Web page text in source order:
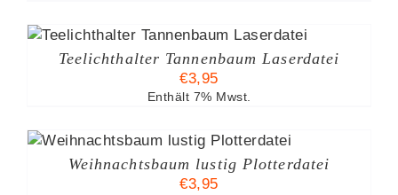
Teelichthalter Tannenbaum Laserdatei
€3,95
Enthält 7% Mwst.
Weihnachtsbaum lustig Plotterdatei
€3,95